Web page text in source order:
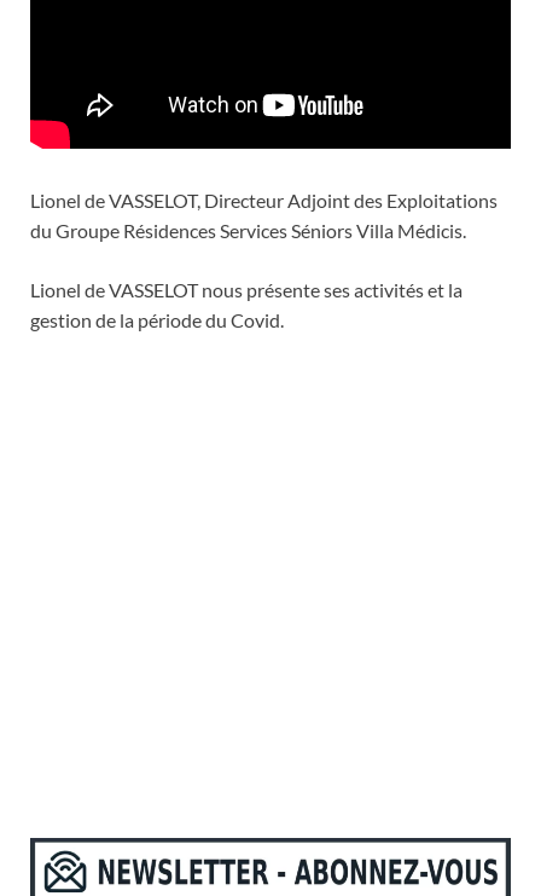
Lionel de VASSELOT, Directeur Adjoint des Exploitations
du Groupe Résidences Services Séniors Villa Médicis.
Lionel de VASSELOT nous présente ses activités et la
gestion de la période du Covid.